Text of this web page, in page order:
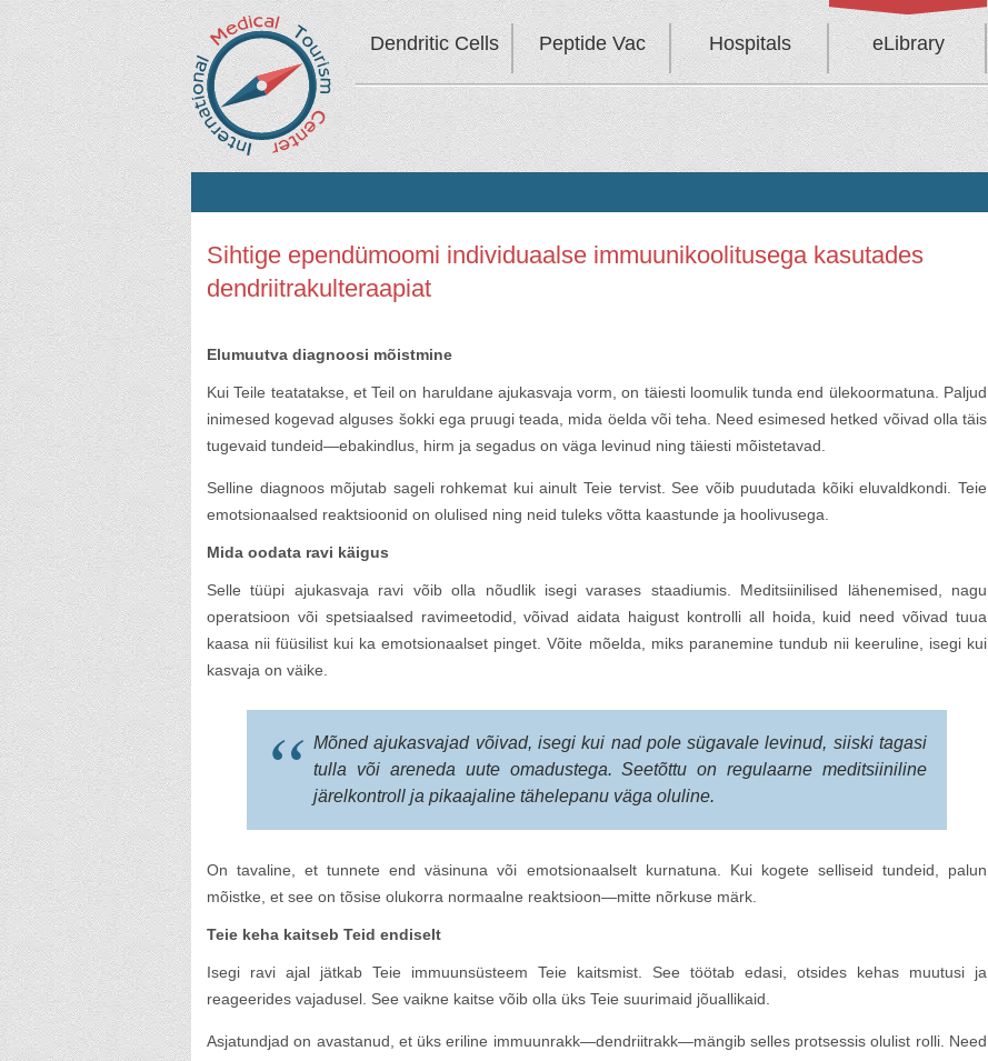
Dendritic Cells Peptide Vac Hospitals eLibrary
Sihtige ependümoomi individuaalse immuunikoolitusega kasutades
dendriitrakulteraapiat
Elumuutva diagnoosi mõistmine
Kui Teile teatatakse, et Teil on haruldane ajukasvaja vorm, on täiesti loomulik tunda end ülekoormatuna. Paljud
inimesed kogevad alguses šokki ega pruugi teada, mida öelda või teha. Need esimesed hetked võivad olla täis
tugevaid tundeid—ebakindlus, hirm ja segadus on väga levinud ning täiesti mõistetavad.
Selline diagnoos mõjutab sageli rohkemat kui ainult Teie tervist. See võib puudutada kõiki eluvaldkondi. Teie
emotsionaalsed reaktsioonid on olulised ning neid tuleks võtta kaastunde ja hoolivusega.
Mida oodata ravi käigus
Selle tüüpi ajukasvaja ravi võib olla nõudlik isegi varases staadiumis. Meditsiinilised lähenemised, nagu
operatsioon või spetsiaalsed ravimeetodid, võivad aidata haigust kontrolli all hoida, kuid need võivad tuua
kaasa nii füüsilist kui ka emotsionaalset pinget. Võite mõelda, miks paranemine tundub nii keeruline, isegi kui
kasvaja on väike.
Mõned ajukasvajad võivad, isegi kui nad pole sügavale levinud, siiski tagasi
tulla või areneda uute omadustega. Seetõttu on regulaarne meditsiiniline
järelkontroll ja pikaajaline tähelepanu väga oluline.
On tavaline, et tunnete end väsinuna või emotsionaalselt kurnatuna. Kui kogete selliseid tundeid, palun
mõistke, et see on tõsise olukorra normaalne reaktsioon—mitte nõrkuse märk.
Teie keha kaitseb Teid endiselt
Isegi ravi ajal jätkab Teie immuunsüsteem Teie kaitsmist. See töötab edasi, otsides kehas muutusi ja
reageerides vajadusel. See vaikne kaitse võib olla üks Teie suurimaid jõuallikaid.
Asjatundjad on avastanud, et üks eriline immuunrakk—dendriitrakk—mängib selles protsessis olulist rolli. Need